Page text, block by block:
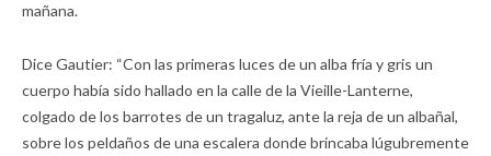
mañana.
Dice Gautier: “Con las primeras luces de un alba fría y gris un
cuerpo había sido hallado en la calle de la Vieille-Lanterne,
colgado de los barrotes de un tragaluz, ante la reja de un albañal,
sobre los peldaños de una escalera donde brincaba lúgubremente